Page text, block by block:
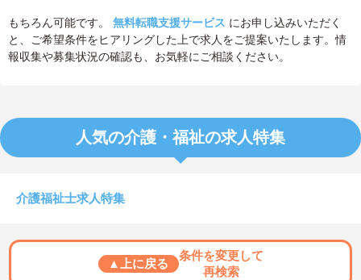
もちろん可能です。 無料転職支援サービス にお申し込みいただく
と、ご希望条件をヒアリングした上で求人をご提案いたします。情
報収集や募集状況の確認も、お気軽にご相談ください。
人気の介護・福祉の求人特集
介護福祉士求人特集
▲上に戻る
条件を変更して
再検索